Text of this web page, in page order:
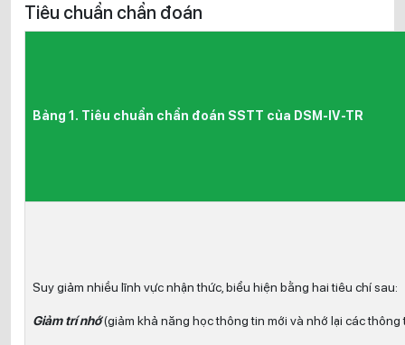
Tiêu chuẩn chẩn đoán
Bảng 1. Tiêu chuẩn chẩn đoán SSTT của DSM-IV-TR
Suy giảm nhiều lĩnh vực nhận thức, biểu hiện bằng hai tiêu chí sau:
Giảm trí nhớ(giảm khả năng học thông tin mới và nhớ lại các thông